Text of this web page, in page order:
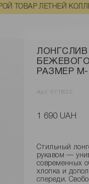
ЛЕТНЕЙ КОЛЛЕКЦИИ
РАЗМЕР
Арт. 971832
1 690 UAH
Стильный
рукавом —
современных
хлопка и
спереди.